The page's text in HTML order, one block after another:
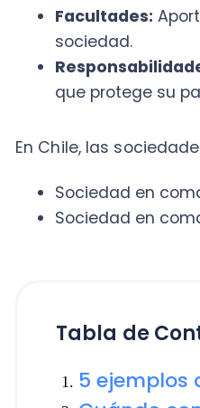
En Chile, las
Sociedad en
Sociedad en
5 ejemplos
¿Es la